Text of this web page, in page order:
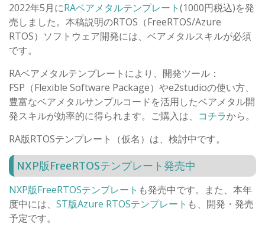
2022年5月にRAベアメタルテンプレート(1000円税込)を発
売しました。本稿説明のRTOS（FreeRTOS/Azure
RTOS）ソフトウェア開発には、ベアメタルスキルが必須
です。
RAベアメタルテンプレートにより、開発ツール：
FSP（Flexible Software Package）やe2studioの使い方、
豊富なベアメタルサンプルコードを活用したベアメタル開
発スキルが効率的に得られます。ご購入は、 コチラから。
RA版RTOSテンプレート（仮名）は、検討中です。
NXP版FreeRTOSテンプレート発売中
NXP版FreeRTOSテンプレート も発売中です。また、本年
度中には、 ST版Azure RTOSテンプレート も、開発・発売
予定です。